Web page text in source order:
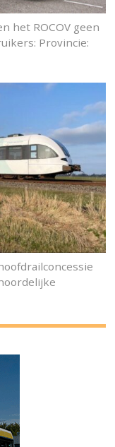
het ROCOV geen
Provincie: